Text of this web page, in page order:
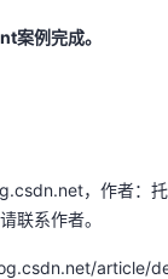
案例完成。
，作者：
联系作者。
article/